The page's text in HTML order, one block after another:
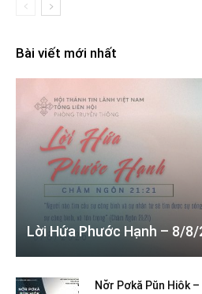
Bài viết mới nhất
Lời Hứa Phước Hạnh – 8/8/
Nơ̆r Pơkă Pŭn Hiôk